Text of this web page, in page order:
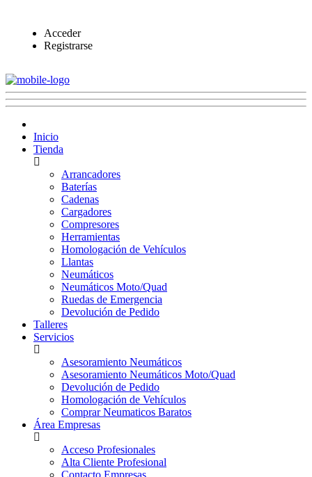
Acceder
Registrarse
Inicio
Tienda
Arrancadores
Baterías
Cadenas
Cargadores
Compresores
Herramientas
Homologación de Vehículos
Llantas
Neumáticos
Neumáticos Moto/Quad
Ruedas de Emergencia
Devolución de Pedido
Talleres
Servicios
Asesoramiento Neumáticos
Asesoramiento Neumáticos Moto/Quad
Devolución de Pedido
Homologación de Vehículos
Comprar Neumaticos Baratos
Área Empresas
Acceso Profesionales
Alta Cliente Profesional
Contacto Empresas